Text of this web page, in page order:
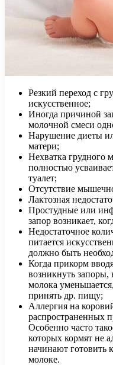
Резкий переход с
искусственное;
Иногда причиной
молочной смеси
Нарушение диеты
матери;
Нехватка грудного
полностью
туалет;
Отсутствие
Лактозная
Простудные или
запор возникает,
Недостаточное
питается
должно быть
Когда прикорм
возникнуть запоры,
молока
принять др. пищу;
Аллергия на
распространенных
Особенно часто
которых кормят не
начинают готовить
молоке.